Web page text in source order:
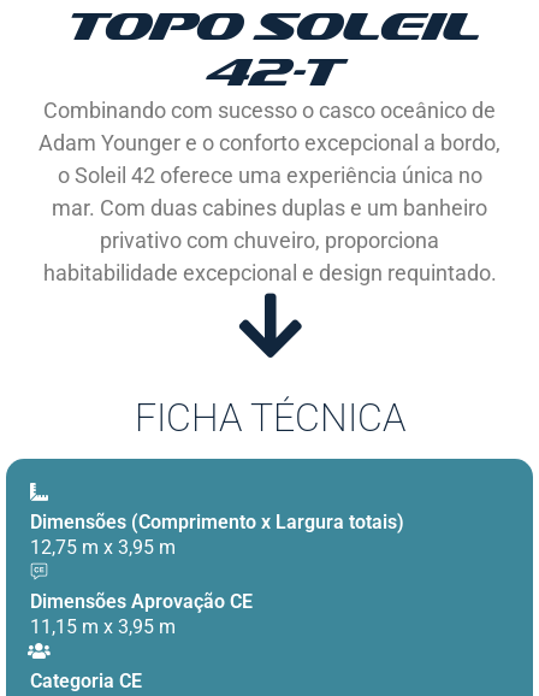
TOPO SOLEIL
42-T
Combinando com sucesso o casco oceânico de
Adam Younger e o conforto excepcional a bordo,
o Soleil 42 oferece uma experiência única no
mar. Com duas cabines duplas e um banheiro
privativo com chuveiro, proporciona
habitabilidade excepcional e design requintado.
FICHA TÉCNICA
Dimensões (Comprimento x Largura totais)
12,75 m x 3,95 m
Dimensões Aprovação CE
11,15 m x 3,95 m
Categoria CE